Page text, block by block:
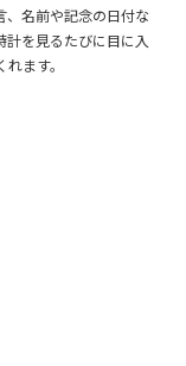
、名前や記念の日付な
計を見るたびに目に入
ます。